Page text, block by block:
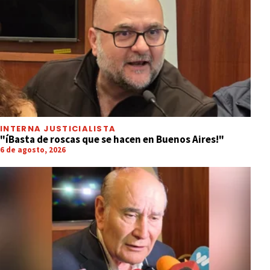
INTERNA JUSTICIALISTA
"íBasta de roscas que se hacen en Buenos Aires!"
6 de agosto, 2026